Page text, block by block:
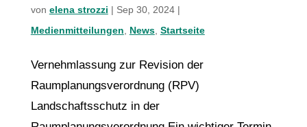
von elena strozzi | Sep 30, 2024|
Medienmitteilungen
News, Startseite
Vernehmlassung zur Revision der
Raumplanungsverordnung (RPV)
Landschaftsschutz in der